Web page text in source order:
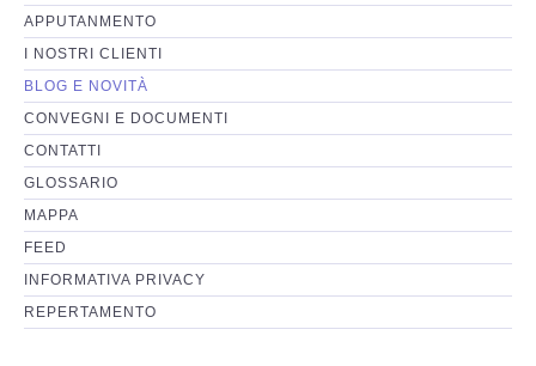
Perizia Fonica e Trascrizioni
Perizia su Social Network
Perizia Web Reputation
Perizia Host e Mainframe
Perizia Contratti ICT
Perizia Disp. Elettronici
APPUTANMENTO
I NOSTRI CLIENTI
BLOG E NOVITÀ
CONVEGNI E DOCUMENTI
CONTATTI
GLOSSARIO
MAPPA
FEED
INFORMATIVA PRIVACY
REPERTAMENTO